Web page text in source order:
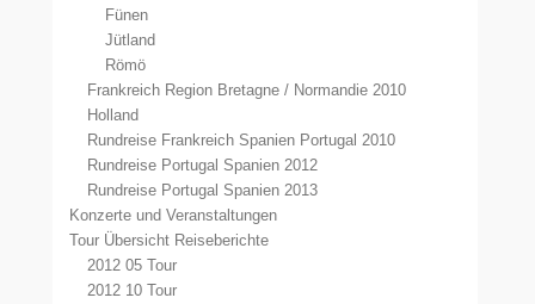
Fünen
Jütland
Römö
Frankreich Region Bretagne / Normandie 2010
Holland
Rundreise Frankreich Spanien Portugal 2010
Rundreise Portugal Spanien 2012
Rundreise Portugal Spanien 2013
Konzerte und Veranstaltungen
Tour Übersicht Reiseberichte
2012 05 Tour
2012 10 Tour